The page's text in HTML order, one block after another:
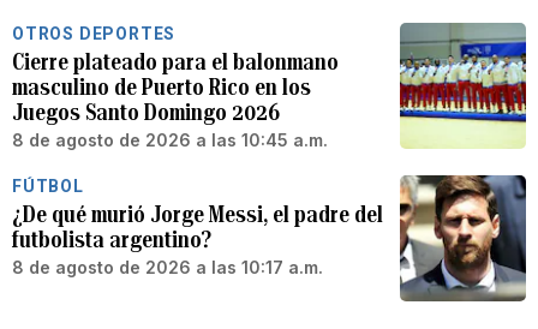
OTROS DEPORTES
Cierre plateado para el balonmano
masculino de Puerto Rico en los
Juegos Santo Domingo 2026
8 de agosto de 2026 a las 10:45 a.m.
FÚTBOL
¿De qué murió Jorge Messi, el padre del
futbolista argentino?
8 de agosto de 2026 a las 10:17 a.m.